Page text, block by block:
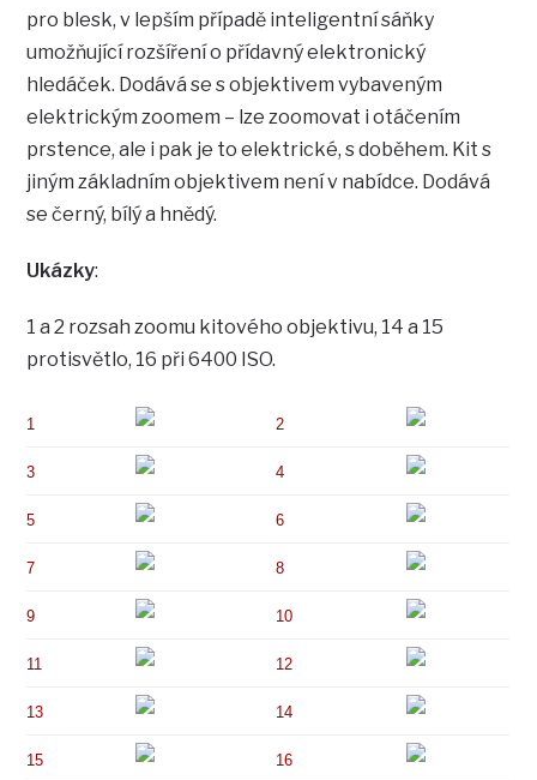
pro blesk, v lepším případě inteligentní sáňky
umožňující rozšíření o přídavný elektronický
hledáček. Dodává se s objektivem vybaveným
elektrickým zoomem – lze zoomovat i otáčením
prstence, ale i pak je to elektrické, s doběhem. Kit s
jiným základním objektivem není v nabídce. Dodává
se černý, bílý a hnědý.
Ukázky:
1 a 2 rozsah zoomu kitového objektivu, 14 a 15
protisvětlo, 16 při 6400 ISO.
1 2
3 4
5 6
7 8
9 10
11 12
13 14
15 16